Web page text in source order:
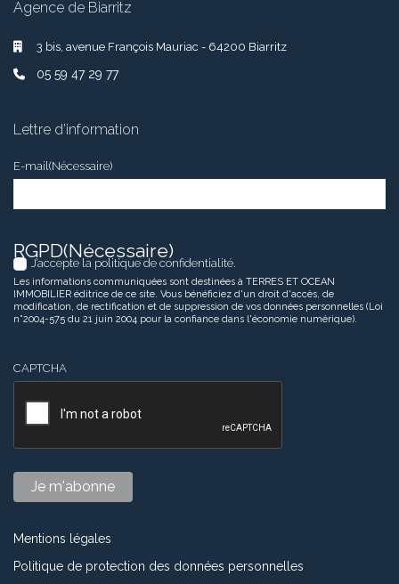
Agence de Biarritz
3 bis, avenue François Mauriac - 64200 Biarritz
05 59 47 29 77
Lettre d’information
E-mail(Nécessaire)
RGPD(Nécessaire)
J’accepte la politique de confidentialité.
Les informations communiquées sont destinées à TERRES ET OCEAN
IMMOBILIER éditrice de ce site. Vous bénéficiez d'un droit d'accès, de
modification, de rectification et de suppression de vos données personnelles (Loi
n°2004-575 du 21 juin 2004 pour la confiance dans l'économie numérique).
CAPTCHA
Mentions légales
Politique de protection des données personnelles